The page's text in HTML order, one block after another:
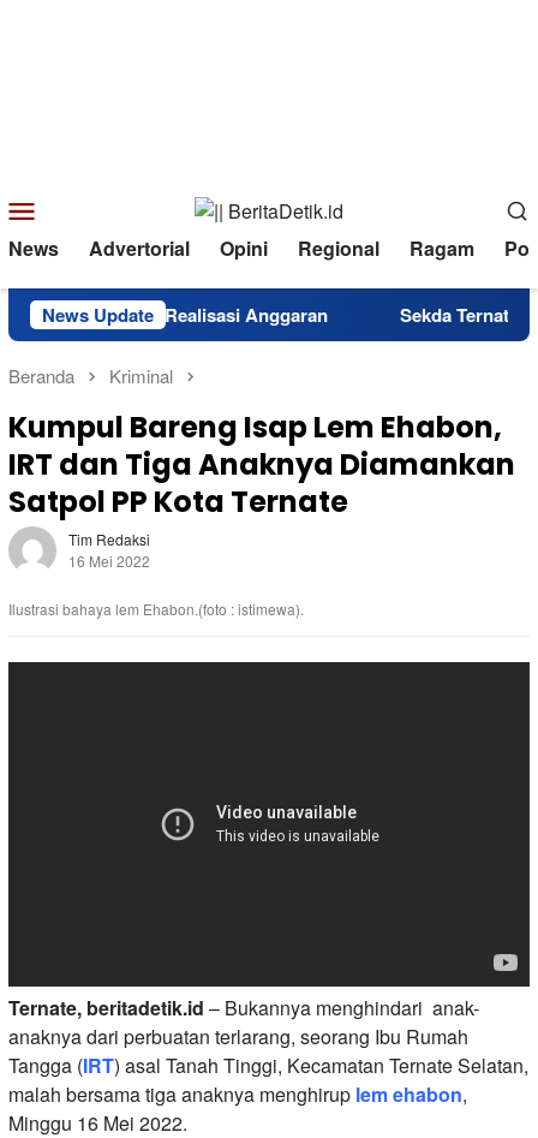
Mobile
News Advertorial Opini Regional Ragam
News Update
Lampaui Realisasi Anggaran Sekda Ternate Rizal
Beranda Kriminal
Kumpul Bareng Isap Lem Ehabon,
IRT dan Tiga Anaknya Diamankan
Satpol PP Kota Ternate
Tim Redaksi
16 Mei 2022
Ilustrasi bahaya lem Ehabon.(foto : istimewa).
Ternate, beritadetik.id – Bukannya menghindari anak-
anaknya dari perbuatan terlarang, seorang Ibu Rumah
Tangga (IRT) asal Tanah Tinggi, Kecamatan Ternate Selatan,
malah bersama tiga anaknya menghirup lem ehabon,
Minggu 16 Mei 2022.